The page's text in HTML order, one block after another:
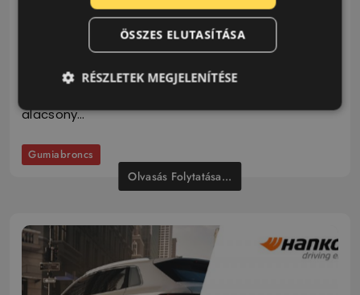
2024.11.04. 4 Perc
A Hankook Ventus S1 evo Z gumiabroncs
tökéletesen illeszkedik a BMW M5 új
alacsony…
Gumiabroncs
Olvasás Folytatása...
ÖSSZES ELUTASÍTÁSA
RÉSZLETEK MEGJELENÍTÉSE